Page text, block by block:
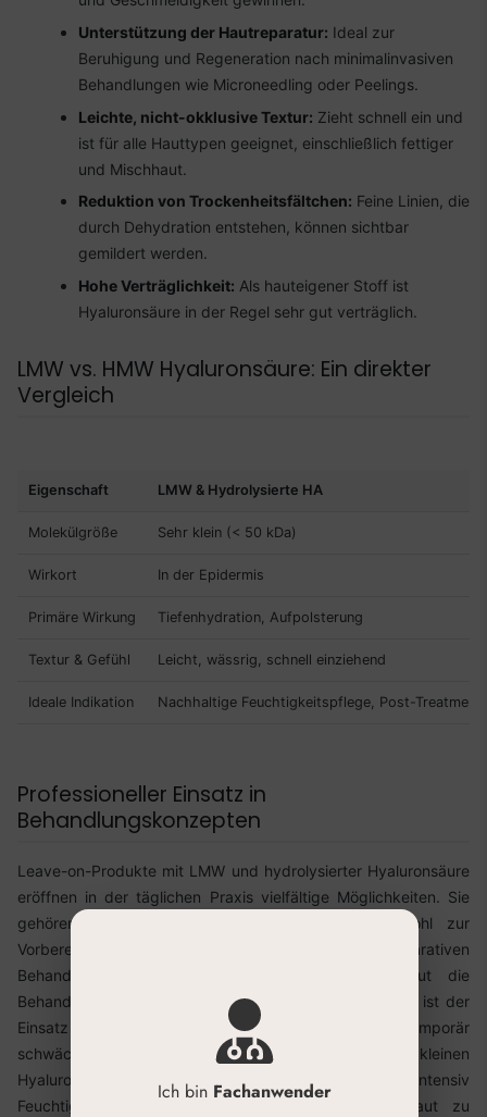
Unterstützung der Hautreparatur: Ideal zur
Beruhigung und Regeneration nach minimalinvasiven
Behandlungen wie Microneedling oder Peelings.
Leichte, nicht-okklusive Textur: Zieht schnell ein und
ist für alle Hauttypen geeignet, einschließlich fettiger
und Mischhaut.
Reduktion von Trockenheitsfältchen: Feine Linien, die
durch Dehydration entstehen, können sichtbar
gemildert werden.
Hohe Verträglichkeit: Als hauteigener Stoff ist
Hyaluronsäure in der Regel sehr gut verträglich.
LMW vs. HMW Hyaluronsäure: Ein direkter
Vergleich
Eigenschaft LMW & Hydrolysierte HA
Molekülgröße Sehr klein (< 50 kDa)
Wirkort In der Epidermis
Primäre Wirkung Tiefenhydration, Aufpolsterung
Textur & Gefühl Leicht, wässrig, schnell einziehend
Ideale Indikation Nachhaltige Feuchtigkeitspflege, Post-
Professioneller Einsatz in
Behandlungskonzepten
Leave-on-Produkte mit LMW und hydrolysierter Hyaluronsäure
eröffnen in der täglichen Praxis vielfältige Möglichkeiten. Sie
gehören zu modernen Hautpflegekonzepten, sowohl zur
Vorbereitung als auch zur Nachsorge. Vor apparativen
Behandlungen kann eine gut durchfeuchtete Haut die
Behandlungsergebnisse optimieren. Besonders wertvoll ist der
Einsatz jedoch nach Prozeduren, die die Hautbarriere temporär
schwächen. Hier unterstützen die kleinen
Hyaluronsäurefragmente die Regeneration, spenden intensiv
Feuchtigkeit und wirken beruhigend, ohne die Haut zu
Ich bin Fachanwender